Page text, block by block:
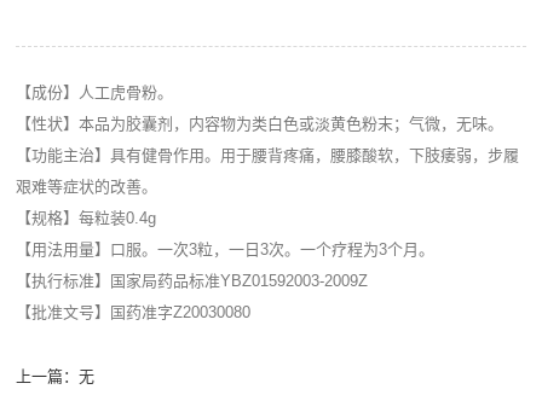
【成份】人工虎骨粉。
【性状】本品为胶囊剂，内容物为类白色或淡黄色粉末；气微，无味。
【功能主治】具有健骨作用。用于腰背疼痛，腰膝酸软，下肢痿弱，步履
艰难等症状的改善。
【规格】每粒装0.4g
【用法用量】口服。一次3粒，一日3次。一个疗程为3个月。
【执行标准】国家局药品标准YBZ01592003-2009Z
【批准文号】国药准字Z20030080
上一篇：无